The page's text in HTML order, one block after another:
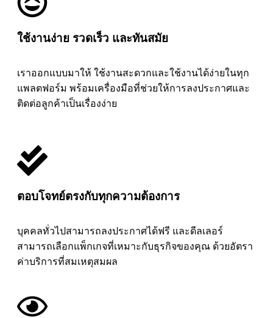
ใช้งานง่าย รวดเร็ว และทันสมัย
เราออกแบบมาให้ ใช้งานสะดวกและใช้งานได้ง่ายในทุก
แพลตฟอร์ม พร้อมเครื่องมือที่ช่วยให้การลงประกาศและ
ติดต่อลูกค้าเป็นเรื่องง่าย
ตอบโจทย์ตรงกับทุกความต้องการ
บุคคลทั่วไปสามารถลงประกาศได้ฟรี และดีลเลอร์
สามารถเลือกแพ็กเกจที่เหมาะกับธุรกิจของคุณ ด้วยอัตรา
ค่าบริการที่สมเหตุสมผล